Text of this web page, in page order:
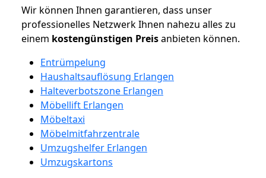
Wir können Ihnen garantieren, dass unser
professionelles Netzwerk Ihnen nahezu alles zu
einem kostengünstigen Preisanbieten können.
Entrümpelung
Haushaltsauflösung Erlangen
Halteverbotszone Erlangen
Möbellift Erlangen
Möbeltaxi
Möbelmitfahrzentrale
Umzugshelfer Erlangen
Umzugskartons